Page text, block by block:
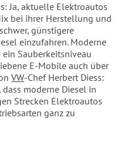
Ja, aktuelle Elektroautos
bei ihrer Herstellung und
günstigere
einzufahren. Moderne
Sauberkeitsniveau
E-Mobile auch über
VW-Chef Herbert Diess:
moderne Diesel in
Strecken Elektroautos
ganz zu